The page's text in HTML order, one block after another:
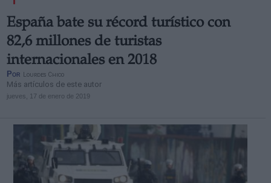
España bate su récord turístico con
82,6 millones de turistas
internacionales en 2018
Por Lourdes Chico
Más artículos de este autor
jueves, 17 de enero de 2019